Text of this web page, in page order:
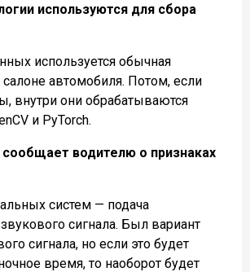
используются для сбора
используется обычная
автомобиля. Потом, если
внутри они обрабатываются
и PyTorch.
водителю о признаках
систем — подача
сигнала. Был вариант
сигнала, но если это будет
время, то наоборот будет